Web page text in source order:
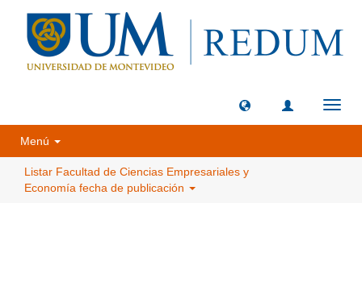
Menú
Listar Facultad de Ciencias Empresariales y
Economía fecha de publicación